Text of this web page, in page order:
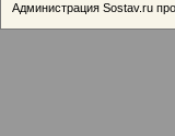
Администрация Sostav.ru